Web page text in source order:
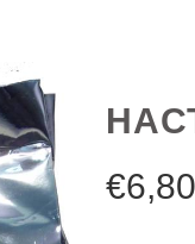
€6,80